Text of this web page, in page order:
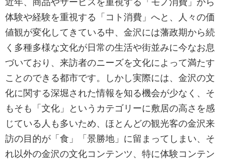
体験や経験を重視する「コト消費」へと、人々の価
値観が変化してきている中、金沢には藩政期から続
く多種多様な文化が日常の生活や街並みに今なお息
づいており、来訪者のニーズを文化によって満たす
ことのできる都市です。しかし実際には、金沢の文
化に関する深堀された情報を知る機会が少なく、そ
もそも「文化」というカテゴリーに敷居の高さを感
じている人も多いため、ほとんどの観光客の金沢来
訪の目的が「食」「景勝地」に留まってしまい、そ
れ以外の金沢の文化コンテンツ、特に体験コンテン